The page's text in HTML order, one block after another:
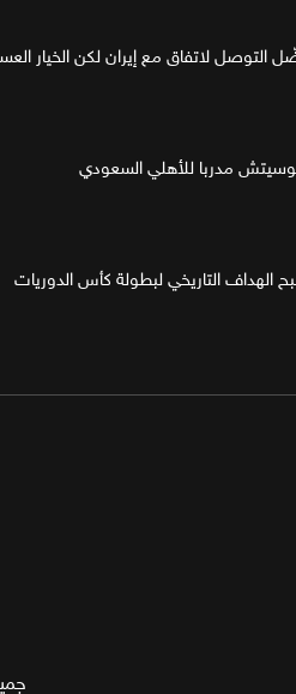
التوصل لاتفاق مع إيران لكن الخيار
مدربا للأهلي السعودي
الهداف التاريخي لبطولة كأس الدوريات